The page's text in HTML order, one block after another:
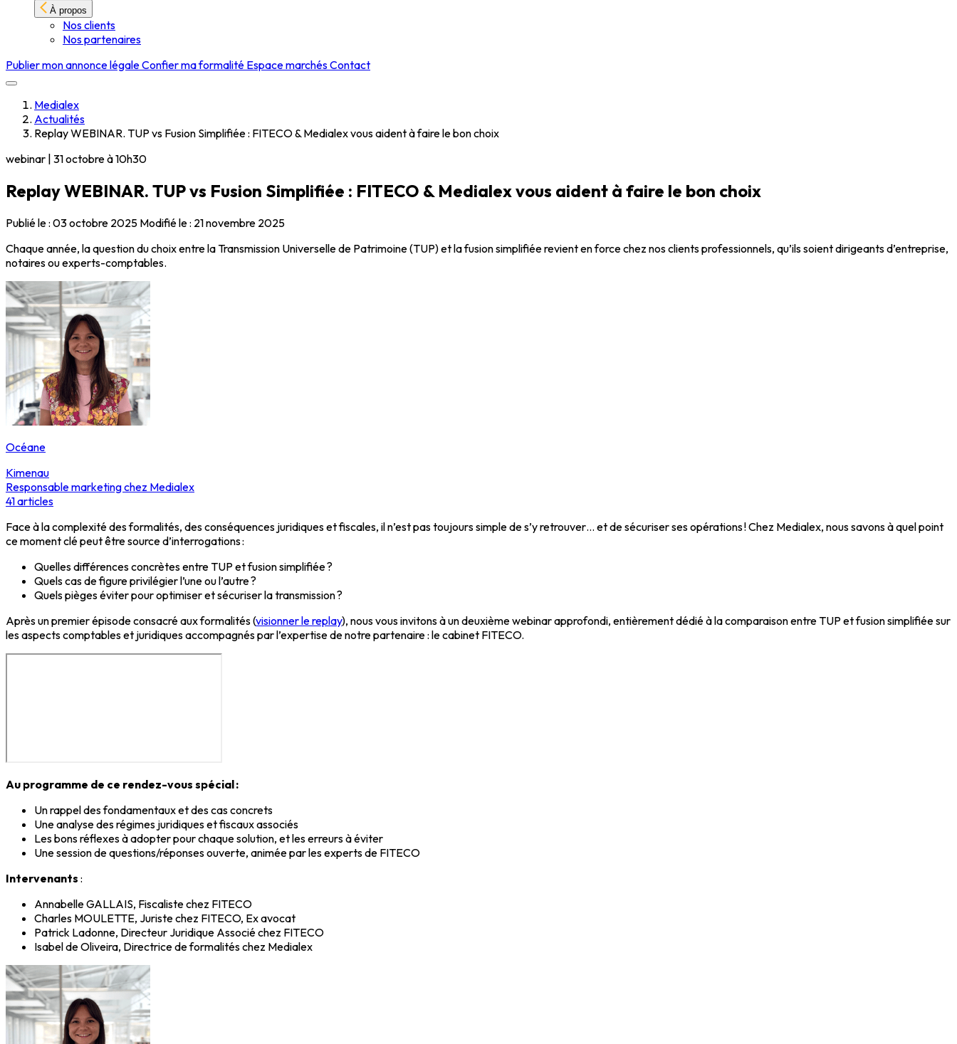
À propos
Nos clients
Nos partenaires
Publier mon annonce légaleConfier ma formalité Espace marchésContact
Medialex
Actualités
Replay WEBINAR. TUP vs Fusion Simplifiée : FITECO & Medialex vous aident à faire le bon choix
webinar | 31 octobre à 10h30
Replay WEBINAR. TUP vs Fusion Simplifiée : FITECO & Medialex vous aident à faire le bon choix
Publié le : 03 octobre 2025 Modifié le : 21 novembre 2025
Chaque année, la question du choix entre la Transmission Universelle de Patrimoine (TUP) et la fusion simplifiée revient en force chez nos clients professionnels, qu’ils soient dirigeants d’entreprise,
notaires ou experts-comptables.
Océane
Kimenau
Responsable marketing chez Medialex
41articles
Face à la complexité des formalités, des conséquences juridiques et fiscales, il n’est pas toujours simple de s’y retrouver… et de sécuriser ses opérations ! Chez Medialex, nous savons à quel point
ce moment clé peut être source d’interrogations :
Quelles différences concrètes entre TUP et fusion simplifiée ?
Quels cas de figure privilégier l’une ou l’autre ?
Quels pièges éviter pour optimiser et sécuriser la transmission ?
Après un premier épisode consacré aux formalités (visionner le replay), nous vous invitons à un deuxième webinar approfondi, entièrement dédié à la comparaison entre TUP et fusion simplifiée sur
les aspects comptables et juridiques accompagnés par l’expertise de notre partenaire : le cabinet FITECO.
Au programme de ce rendez-vous spécial :
Un rappel des fondamentaux et des cas concrets
Une analyse des régimes juridiques et fiscaux associés
Les bons réflexes à adopter pour chaque solution, et les erreurs à éviter
Une session de questions/réponses ouverte, animée par les experts de FITECO
Intervenants :
Annabelle GALLAIS, Fiscaliste chez FITECO
Charles MOULETTE, Juriste chez FITECO, Ex avocat
Patrick Ladonne, Directeur Juridique Associé chez FITECO
Isabel de Oliveira, Directrice de formalités chez Medialex